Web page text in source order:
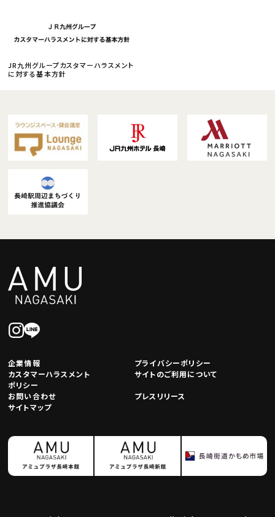
JR九州グループカスタマーハラスメント
に対する基本方針
企業情報
プライバシーポリシー
カスタマーハラスメント
ポリシー
サイトのご利用について
お問い合わせ
プレスリリース
サイトマップ